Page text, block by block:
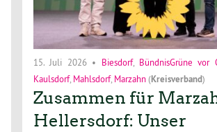
15. Juli 2026• Biesdorf, BündnisGrüne vor
Kaulsdorf, Mahlsdorf, Marzahn (Kreisverband)
Zusammen für
Hellersdorf: Unser